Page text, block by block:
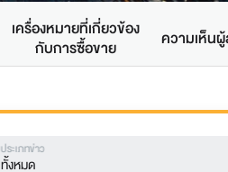
เครื่องหมายที่เกี่ยวข้อง
กับการซื้อขาย
ความเห็น
ประเภทข่าว
ทั้งหมด